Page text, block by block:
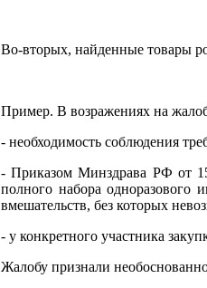
Во-вторых, найденные товары
Пример. В возражениях на
- необходимость соблюдения
- Приказом Минздрава РФ от
полного набора одноразового
вмешательств, без которых
- у конкретного участника
Жалобу признали